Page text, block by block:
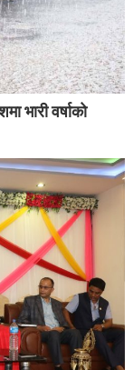
भारी वर्षाको